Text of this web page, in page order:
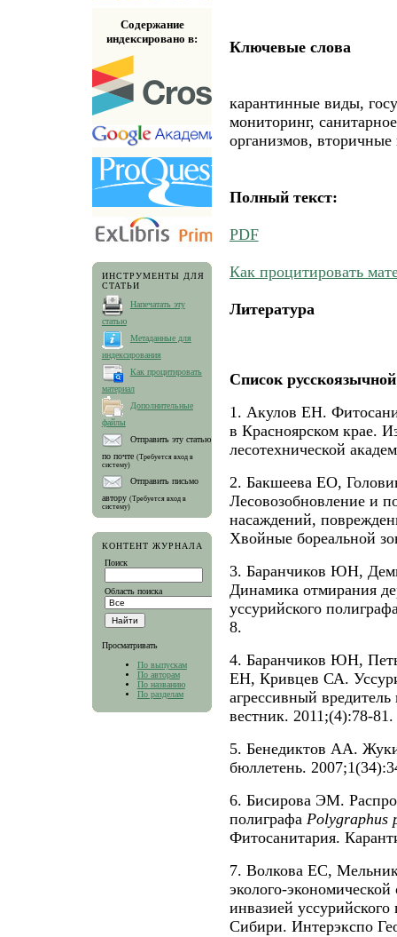
Содержание
индексировано в:
ИНСТРУМЕНТЫ ДЛЯ
СТАТЬИ
Напечатать эту
статью
Метаданные для
индексирования
Как процитировать
материал
Дополнительные
файлы
Отправить эту статью
по почте (Требуется вход в
систему)
Отправить письмо
автору (Требуется вход в
систему)
КОНТЕНТ ЖУРНАЛА
Поиск
Область поиска
Просматривать
По выпускам
По авторам
По названию
По разделам
Ключевые слова
карантинные виды,
мониторинг,
организмов, вторичные
Полный текст:
PDF
Как процитировать
Литература
Список
1. Акулов ЕН.
в Красноярском крае.
лесотехнической
2. Бакшеева ЕО,
Лесовозобновление и
насаждений,
Хвойные бореальной
3. Баранчиков ЮН,
Динамика отмирания
уссурийского
8.
4. Баранчиков ЮН,
ЕН, Кривцев СА.
агрессивный
вестник. 2011;(4):78-81.
5. Бенедиктов АА.
бюллетень.
6. Бисирова ЭМ.
полиграфа Polygraphus
Фитосанитария.
7. Волкова ЕС,
эколого-
инвазией
Сибири. Интерэкспо